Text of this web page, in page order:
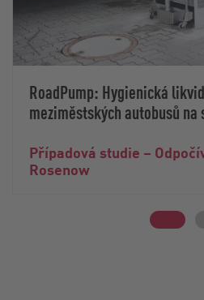
RoadPump: Hygienická
meziměstských autobusů
Případová studie –
Rosenow